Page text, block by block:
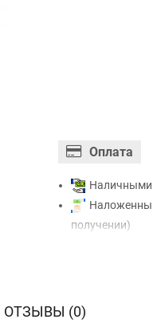
Оплата
Наличными
получении)
ОТЗЫВЫ (0)